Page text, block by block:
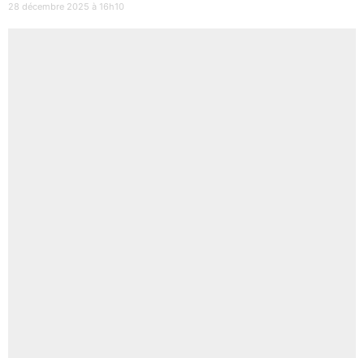
28 décembre 2025 à 16h10